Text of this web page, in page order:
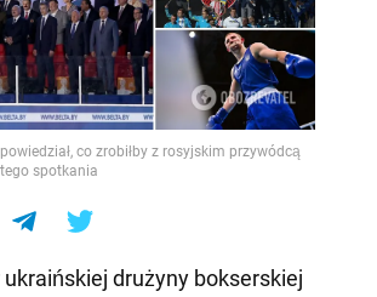
co zrobiłby z rosyjskim przywódcą
spotkania
ukraińskiej drużyny bokserskiej